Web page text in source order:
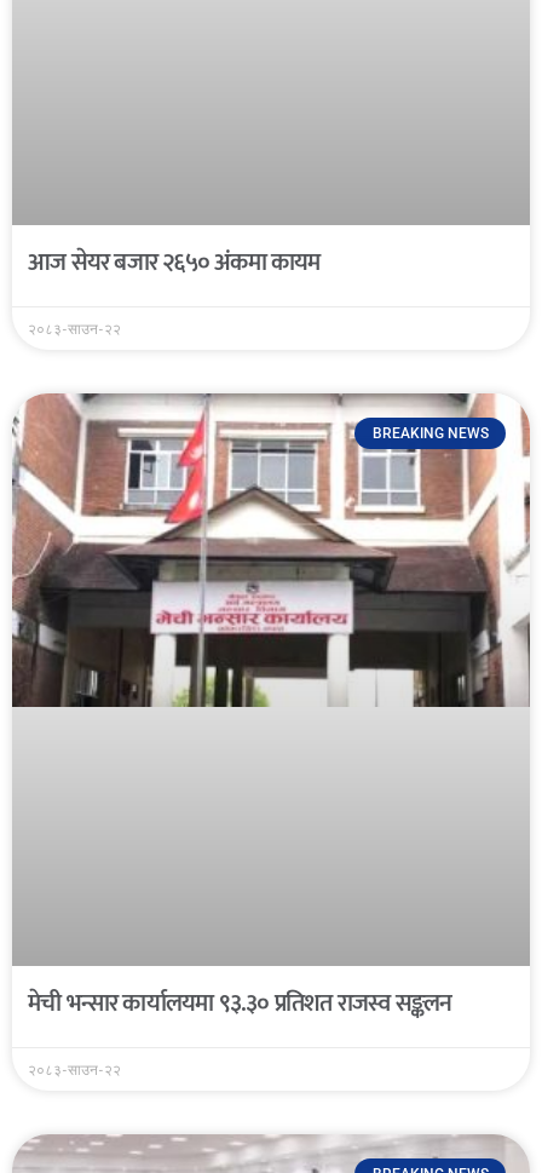
आज सेयर बजार २६५० अंकमा कायम
२०८३-साउन-२२
BREAKING NEWS
मेची भन्सार कार्यालयमा ९३.३० प्रतिशत राजस्व सङ्कलन
२०८३-साउन-२२